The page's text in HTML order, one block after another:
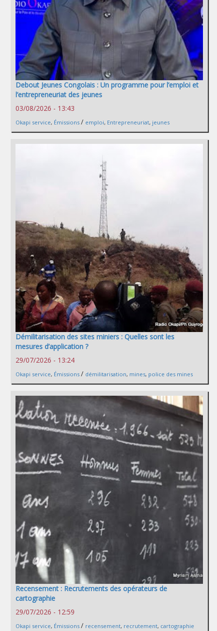
Debout Jeunes Congolais : Un programme pour l’emploi et
l’entrepreneuriat des jeunes
03/08/2026 - 13:43
Okapi service, Émissions / emploi, Entrepreneuriat, jeunes
Démilitarisation des sites miniers : Quelles sont les
mesures d’application ?
29/07/2026 - 13:24
Okapi service, Émissions / démilitarisation, mines, police des mines
Recensement : Recrutements des opérateurs de
cartographie
29/07/2026 - 12:59
Okapi service, Émissions / recensement, recrutement, cartographie